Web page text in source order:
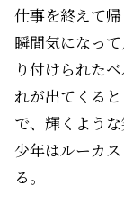
仕事を終えて
瞬間気になっ
り付けられた
れが出てくる
で、輝くよう
少年はルーカ
る。